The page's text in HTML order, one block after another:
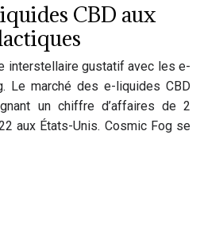
CBD aux
interstellaire gustatif avec les e-
Le marché des e-liquides CBD
un chiffre d’affaires de 2
aux États-Unis. Cosmic Fog se